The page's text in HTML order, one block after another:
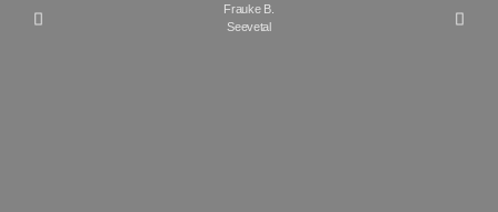
Frauke B.
Seevetal